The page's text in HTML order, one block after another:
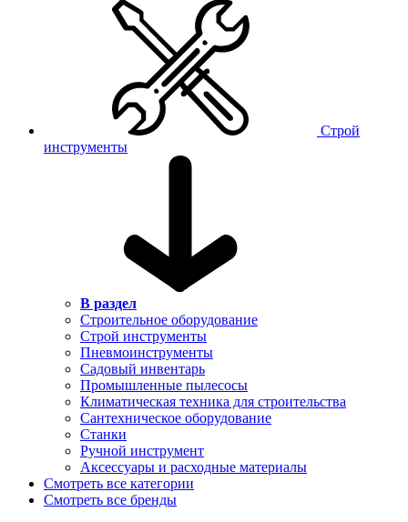
Строй
инструменты
В раздел
Строительное оборудование
Строй инструменты
Пневмоинструменты
Садовый инвентарь
Промышленные пылесосы
Климатическая техника для строительства
Сантехническое оборудование
Станки
Ручной инструмент
Аксессуары и расходные материалы
Смотреть все категории
Смотреть все бренды